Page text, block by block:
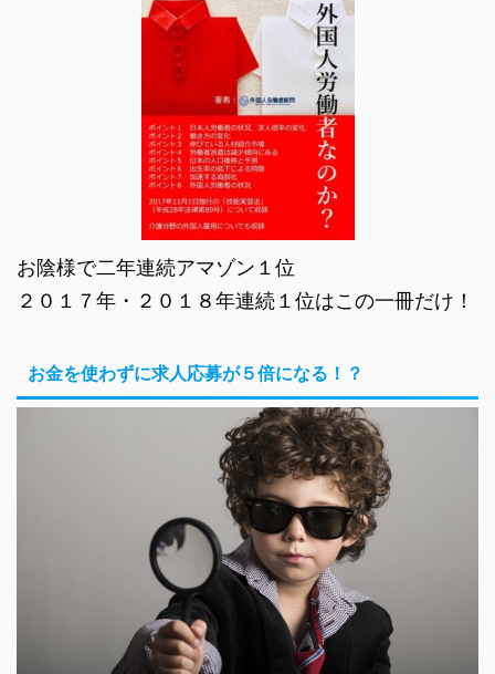
お陰様で二年連続アマゾン１位
２０１７年・２０１８年連続１位はこの一冊だけ！
お金を使わずに求人応募が５倍になる！？